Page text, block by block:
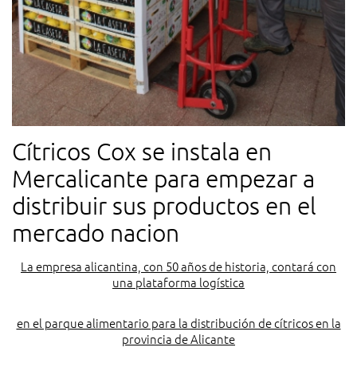
Cítricos Cox se instala en
Mercalicante para empezar a
distribuir sus productos en el
mercado nacion
La empresa alicantina, con 50 años de historia, contará con
una plataforma logística
en el parque alimentario para la distribución de cítricos en la
provincia de Alicante